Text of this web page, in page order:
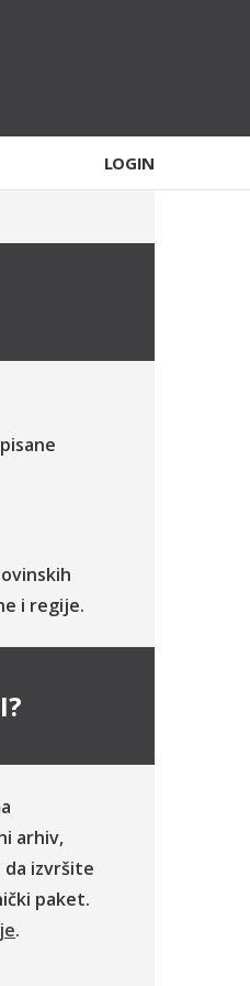
LOGIN
i regije.
arhiv,
izvršite
paket.
.